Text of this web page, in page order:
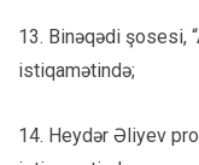
13. Binəqədi şosesi,
istiqamətində;
14. Heydər Əliyev